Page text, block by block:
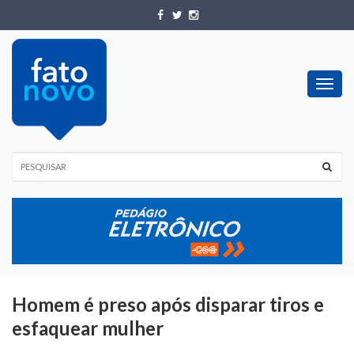
Homem é preso após disparar tiros e
esfaquear mulher